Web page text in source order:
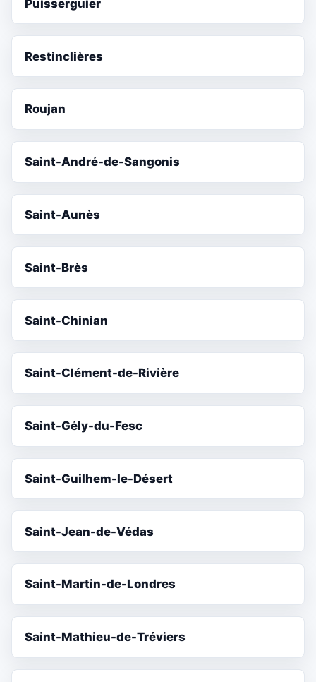
Puisserguier
Restinclières
Roujan
Saint-André-de-Sangonis
Saint-Aunès
Saint-Brès
Saint-Chinian
Saint-Clément-de-Rivière
Saint-Gély-du-Fesc
Saint-Guilhem-le-Désert
Saint-Jean-de-Védas
Saint-Martin-de-Londres
Saint-Mathieu-de-Tréviers